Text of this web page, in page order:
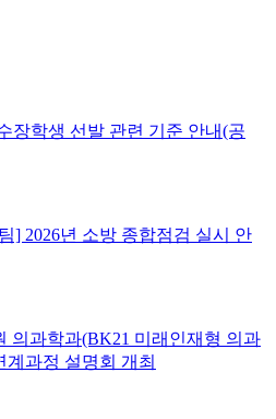
장학생 선발 관련 기준 안내(공
] 2026년 소방 종합점검 실시 안
의과학과(BK21 미래인재형 의과
계과정 설명회 개최